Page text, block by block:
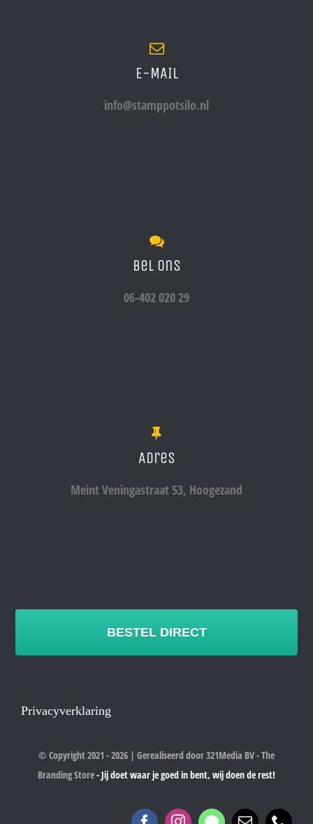
E-MAIL
info@stamppotsilo.nl
Bel ons
06-402 020 29
Adres
Meint Veningastraat 53, Hoogezand
BESTEL DIRECT
Privacyverklaring
© Copyright 2021 - 2026 | Gerealiseerd door 321Media BV - The
Branding Store- Jij doet waar je goed in bent, wij doen de rest!